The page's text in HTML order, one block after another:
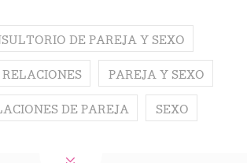
DE PAREJA Y SEXO
RELACIONES PAREJA Y SEXO
DE PAREJA SEXO